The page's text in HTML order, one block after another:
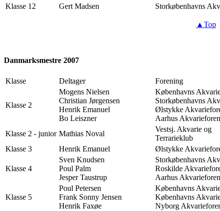
Klasse 12
Gert Madsen Storkøbenhavns
▲Top
Danmarksmestre 2007
Klasse Deltager Forening
Klasse 2
Mogens Nielsen
Christian Jørgensen
Henrik Emanuel
Bo Leiszner
Københavns
Storkøbenhavns
Ølstykke
Aarhus
Klasse 2 - junior Mathias Noval
Vestsj. Akvarie og
Terrarieklub
Klasse 3
Henrik Emanuel Ølstykke
Klasse 4
Sven Knudsen
Poul Palm
Jesper Taustrup
Storkøbenhavns
Roskilde
Aarhus
Klasse 5
Poul Petersen
Frank Sonny Jensen
Henrik Faxøe
Københavns
Københavns
Nyborg